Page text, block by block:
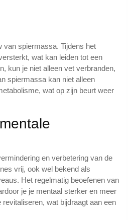
van spiermassa. Tijdens het
wat kan leiden tot een
kun je niet alleen vet verbranden,
spiermassa kan niet alleen
wat op zijn beurt weer
en verbetering van de
vrij, ook wel bekend als
Het regelmatig beoefenen van
je je mentaal sterker en meer
wat bijdraagt aan een